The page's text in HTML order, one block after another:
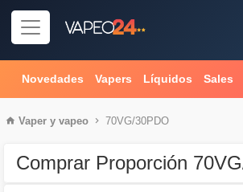
Novedades Vapers Líquidos Sales
Vaper y vapeo 70VG/30PDO
Comprar Proporción